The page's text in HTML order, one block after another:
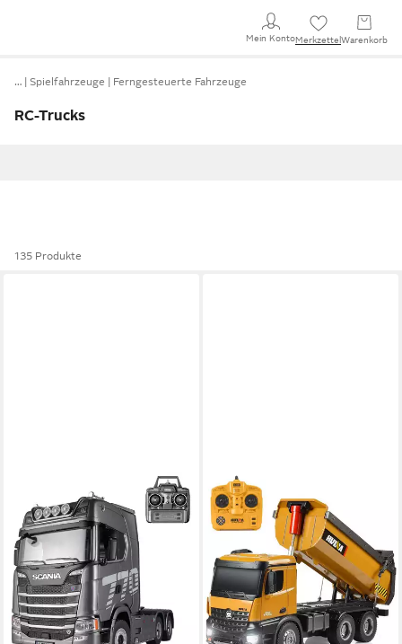
Mein KontoMerkzettel Warenkorb
… Spielfahrzeuge Ferngesteuerte Fahrzeuge
RC-Trucks
135 Produkte